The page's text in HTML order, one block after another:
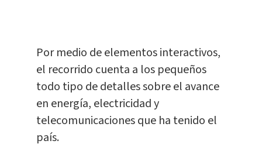
Por medio de elementos interactivos,
el recorrido cuenta a los pequeños
todo tipo de detalles sobre el avance
en energía, electricidad y
telecomunicaciones que ha tenido el
país.